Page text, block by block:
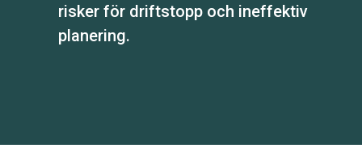
risker för driftstopp och ineffektiv
planering.